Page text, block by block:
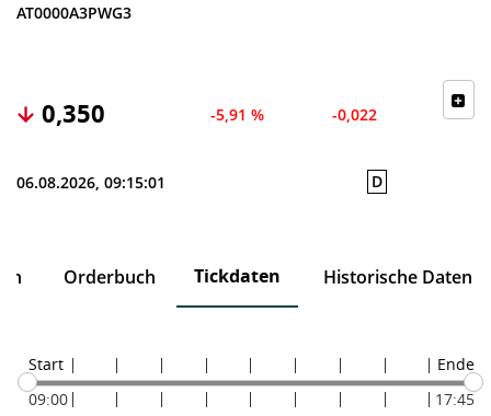
AT0000A3PWG3
0,350 -5,91 % -0,022
06.08.2026, 09:15:01 D
Orderbuch Tickdaten Historische Daten
Start
09:00
Ende
17:45